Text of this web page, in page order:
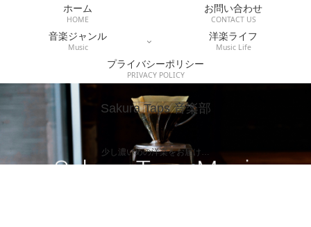
Sakura Taps 音楽部
少し濃いめの洋楽をお届け…
ホーム
HOME
お問い合わせ
CONTACT US
音楽ジャンル
Music
洋楽ライフ
Music Life
プライバシーポリシー
PRIVACY POLICY